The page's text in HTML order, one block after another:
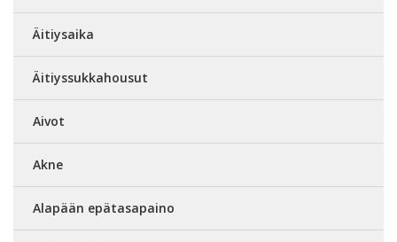
Äitiysaika
Äitiyssukkahousut
Aivot
Akne
Alapään epätasapaino